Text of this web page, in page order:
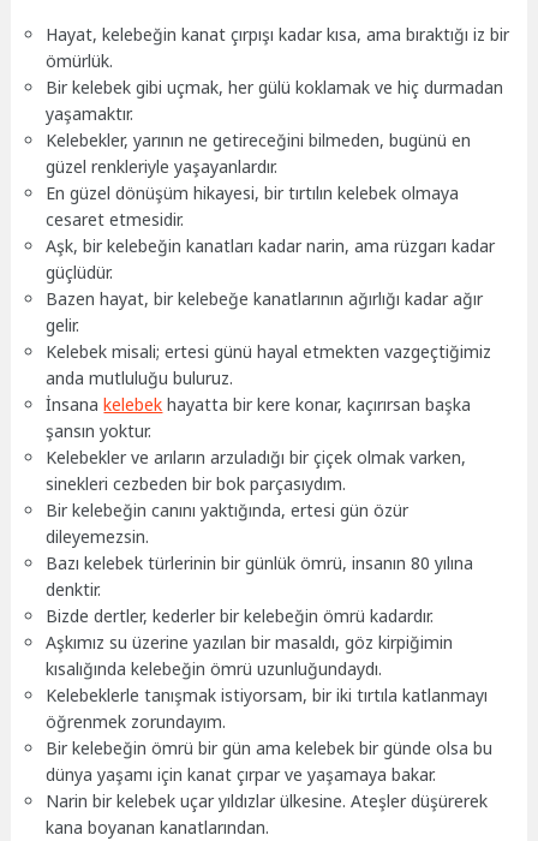
Hayat, kelebeğin kanat çırpışı kadar kısa, ama bıraktığı iz bir
ömürlük.
Bir kelebek gibi uçmak, her gülü koklamak ve hiç durmadan
yaşamaktır.
Kelebekler, yarının ne getireceğini bilmeden, bugünü en
güzel renkleriyle yaşayanlardır.
En güzel dönüşüm hikayesi, bir tırtılın kelebek olmaya
cesaret etmesidir.
Aşk, bir kelebeğin kanatları kadar narin, ama rüzgarı kadar
güçlüdür.
Bazen hayat, bir kelebeğe kanatlarının ağırlığı kadar ağır
gelir.
Kelebek misali; ertesi günü hayal etmekten vazgeçtiğimiz
anda mutluluğu buluruz.
İnsanakelebek hayatta bir kere konar, kaçırırsan başka
şansın yoktur.
Kelebekler ve arıların arzuladığı bir çiçek olmak varken,
sinekleri cezbeden bir bok parçasıydım.
Bir kelebeğin canını yaktığında, ertesi gün özür
dileyemezsin.
Bazı kelebek türlerinin bir günlük ömrü, insanın 80 yılına
denktir.
Bizde dertler, kederler bir kelebeğin ömrü kadardır.
Aşkımız su üzerine yazılan bir masaldı, göz kirpiğimin
kısalığında kelebeğin ömrü uzunluğundaydı.
Kelebeklerle tanışmak istiyorsam, bir iki tırtıla katlanmayı
öğrenmek zorundayım.
Bir kelebeğin ömrü bir gün ama kelebek bir günde olsa bu
dünya yaşamı için kanat çırpar ve yaşamaya bakar.
Narin bir kelebek uçar yıldızlar ülkesine. Ateşler düşürerek
kana boyanan kanatlarından.